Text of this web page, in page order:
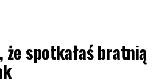
że spotkałaś bratnią